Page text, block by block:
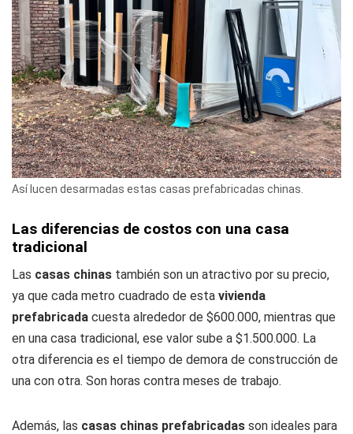
Así lucen desarmadas estas casas prefabricadas chinas.
Las diferencias de costos con una casa
tradicional
Las casas chinas también son un atractivo por su precio,
ya que cada metro cuadrado de esta vivienda
prefabricada cuesta alrededor de $600.000, mientras que
en una casa tradicional, ese valor sube a $1.500.000. La
otra diferencia es el tiempo de demora de construcción de
una con otra. Son horas contra meses de trabajo.
Además, las casas chinas prefabricadas son ideales para